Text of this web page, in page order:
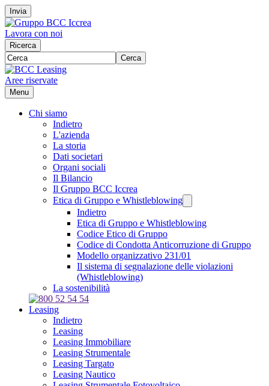
Invia
Lavora con noi
Ricerca
Cerca
Aree riservate
Menu
Chi siamo
Indietro
L'azienda
La storia
Dati societari
Organi sociali
Il Bilancio
Il Gruppo BCC Iccrea
Etica di Gruppo e Whistleblowing
Indietro
Etica di Gruppo e Whistleblowing
Codice Etico di Gruppo
Codice di Condotta Anticorruzione di Gruppo
Modello organizzativo 231/01
Il sistema di segnalazione delle violazioni
(Whistleblowing)
La sostenibilità
Leasing
Indietro
Leasing
Leasing Immobiliare
Leasing Strumentale
Leasing Targato
Leasing Nautico